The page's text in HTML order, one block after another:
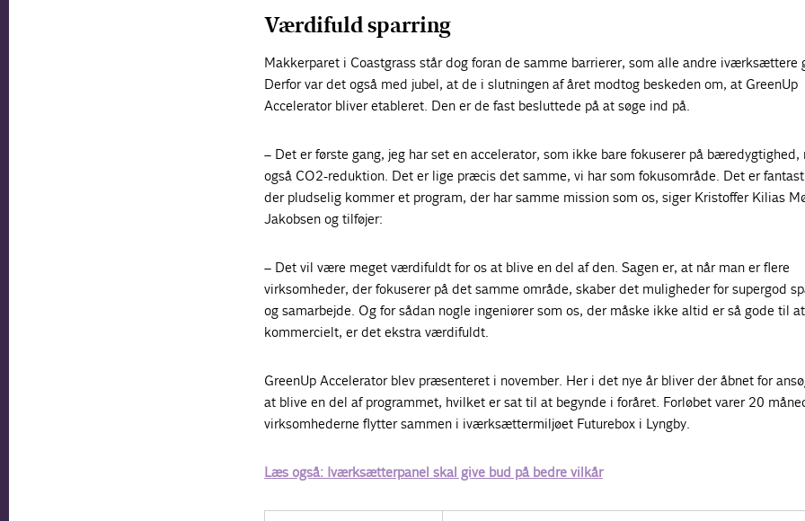
Værdifuld sparring
Makkerparet i Coastgrass står dog foran de samme barrierer, som alle andre iværksættere
Derfor var det også med jubel, at de i slutningen af året modtog beskeden om, at GreenUp
Accelerator bliver etableret. Den er de fast besluttede på at søge ind på.
– Det er første gang, jeg har set en accelerator, som ikke bare fokuserer på bæredygtighed,
også CO2-reduktion. Det er lige præcis det samme, vi har som fokusområde. Det er
der pludselig kommer et program, der har samme mission som os, siger Kristoffer Kilias
Jakobsen og tilføjer:
– Det vil være meget værdifuldt for os at blive en del af den. Sagen er, at når man er flere
virksomheder, der fokuserer på det samme område, skaber det muligheder for supergod
og samarbejde. Og for sådan nogle ingeniører som os, der måske ikke altid er så gode til
kommercielt, er det ekstra værdifuldt.
GreenUp Accelerator blev præsenteret i november. Her i det nye år bliver der åbnet for
at blive en del af programmet, hvilket er sat til at begynde i foråret. Forløbet varer 20
virksomhederne flytter sammen i iværksættermiljøet Futurebox i Lyngby.
Læs også: Iværksætterpanel skal give bud på bedre vilkår